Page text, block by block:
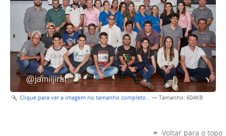
Clique para ver a imagem no tamanho completo… — Tamanho: 604KB
Voltar para o topo